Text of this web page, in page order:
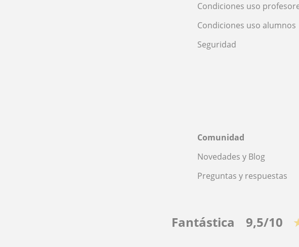
Condiciones uso
Condiciones uso alumnos
Seguridad
Comunidad
Novedades y Blog
Preguntas y respuestas
Fantástica 9,5/10